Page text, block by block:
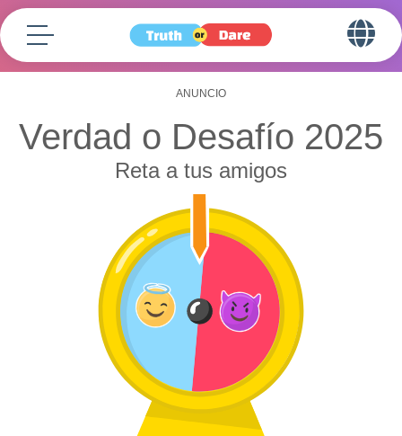
Verdad o Desafío 2025
Reta a tus amigos